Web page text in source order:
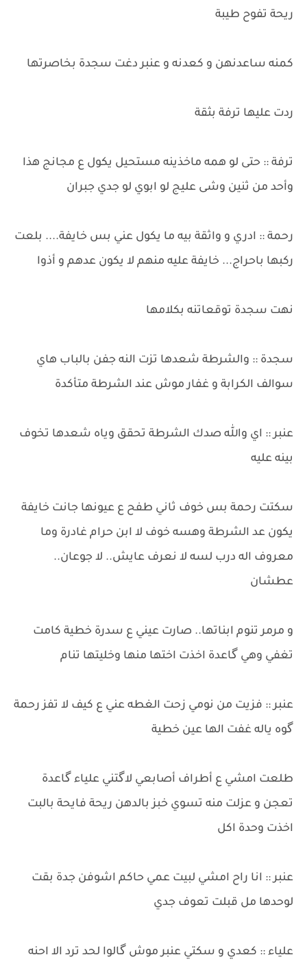
ريحة تفوح طيبة
كمنه ساعدنهن و كعدنه و عنبر دغت سجدة بخاصرتها
ردت عليها ترفة بثقة
ترفة :: حتى لو همه ماخذينه مستحيل يكول ع مجانج هذا
وأحد من ثنين وشى عليج لو ابوي لو جدي جبران
رحمة :: ادري و واثقة بيه ما يكول عني بس خايفة.... بلعت
ركبها باحراج... خايفة عليه منهم لا يكون عدهم و أذوا
نهت سجدة توقعاتنه بكلامها
سجدة :: والشرطة شعدها تزت النه جفن بالباب هاي
سوالف الكرابة و غفار موش عند الشرطة متأكدة
عنبر :: اي والله صدك الشرطة تحقق وياه شعدها تخوف
بينه عليه
سكتت رحمة بس خوف ثاني طفح ع عيونها جانت خايفة
يكون عد الشرطة وهسه خوف لا ابن حرام غادرة وما
معروف اله درب لسه لا نعرف عايش.. لا جوعان..
عطشان
و مرمر تنوم ابناتها.. صارت عيني ع سدرة خطية كامت
تغفي وهي گاعدة اخذت اختها منها وخليتها تنام
عنبر :: فزيت من نومي زحت الغطه عني ع كيف لا تفز رحمة
گوه ياله غفت الها عين خطية
طلعت امشي ع أطراف أصابعي لاگتني علياء گاعدة
تعجن و عزلت منه تسوي خبز بالدهن ريحة فايحة بالبت
اخذت وحدة اكل
عنبر :: انا راح امشي لبيت عمي حاكم اشوفن جدة بقت
لوحدها مل قبلت تعوف جدي
علياء :: كعدي و سكتي عنبر موش گالوا لحد ترد الا احنه